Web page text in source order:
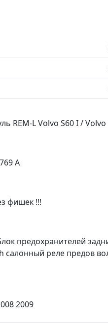
REM-L Volvo S60 I /
A
фишек !!!
предохранителей
реле предов
2009